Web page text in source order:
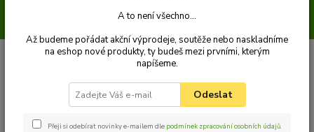
Venčení Postroje a kšírky Kšírky
REFLEX Kšírky pro psa s
REFLEX Kšírky pro psa s
vodítkem S - zelené
A to není všechno...
Až budeme pořádat akční výprodeje, soutěže nebo naskladníme
na eshop nové produkty, ty budeš mezi prvními, kterým
napíšeme.
Odeslat
Přeji si odebírat novinky e-mailem dle podmínek zpracování osobních údajů.